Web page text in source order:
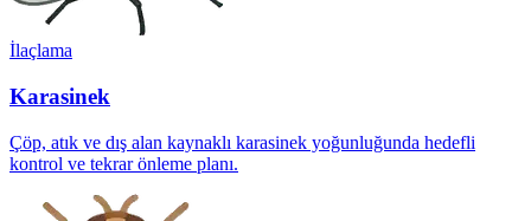
İlaçlama
Karasinek
Çöp, atık ve dış alan kaynaklı karasinek yoğunluğunda hedefli
kontrol ve tekrar önleme planı.